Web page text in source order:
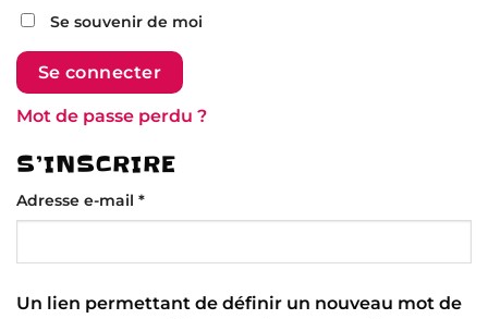
Se souvenir de moi
Se connecter
Mot de passe perdu ?
S’INSCRIRE
Adresse e-mail *Obligatoire
Un lien permettant de définir un nouveau mot de